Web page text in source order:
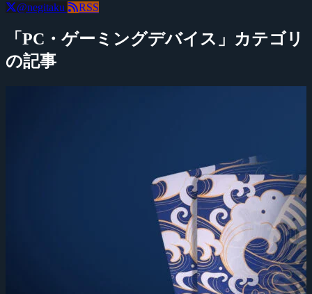
@negitaku RSS
「PC・ゲーミングデバイス」カテゴリ
の記事